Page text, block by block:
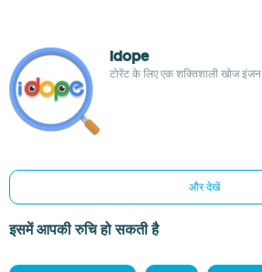
idope
टोरेंट के लिए एक शक्तिशाली खोज इंजन
और देखें
इसमें आपकी रुचि हो सकती है